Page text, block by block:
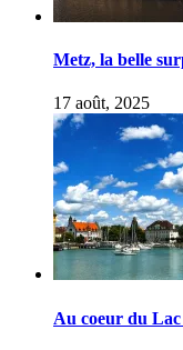
Metz, la belle
17 août, 2025
Au coeur du Lac